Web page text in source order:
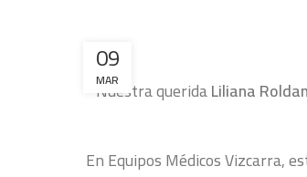
09
MAR
Nuestra queridaLiliana
En Equipos Médicos Vizcarra,